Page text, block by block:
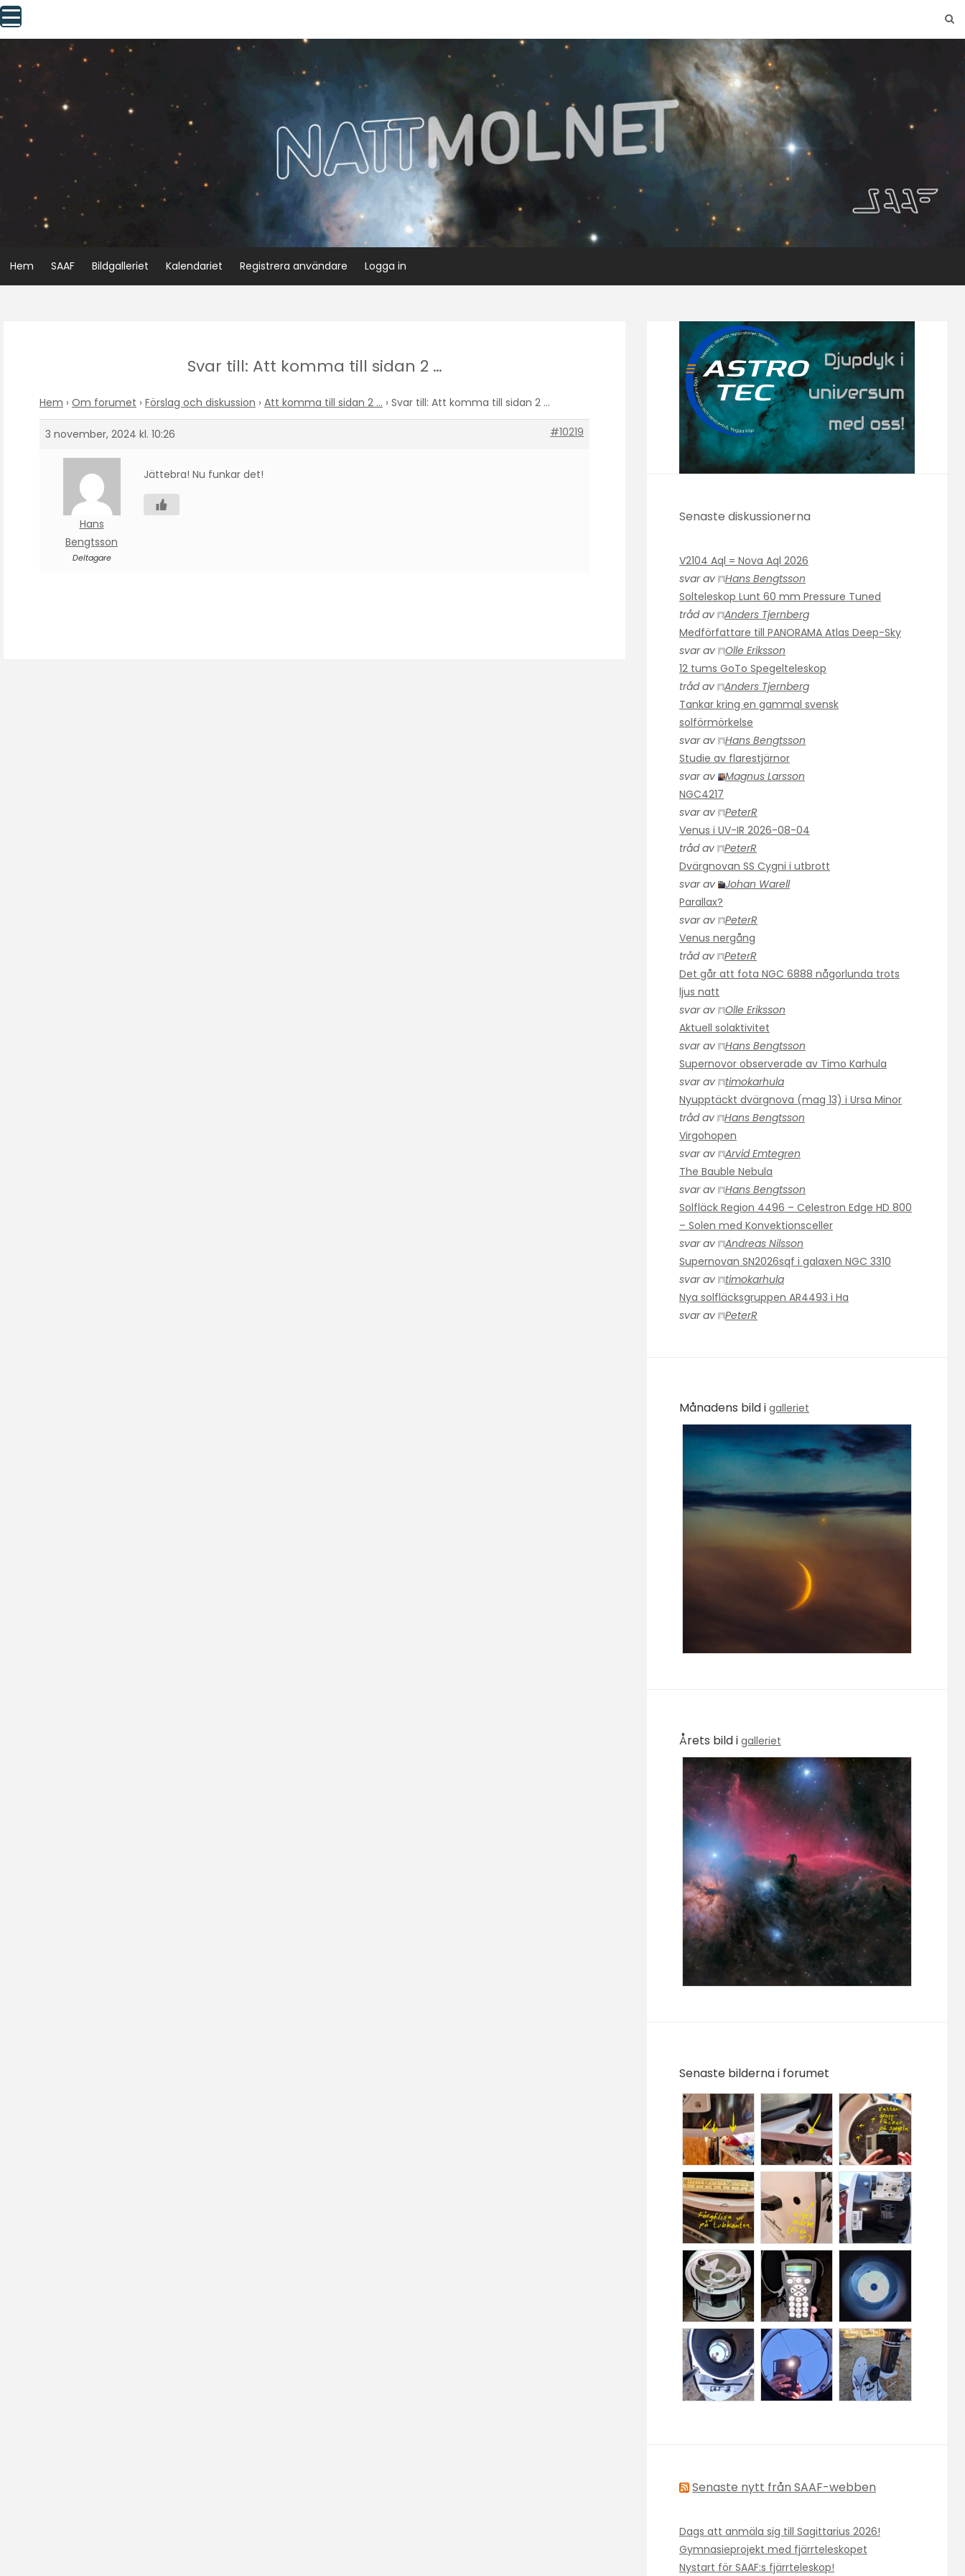
Skip
to
content
Hem SAAF Bildgalleriet Kalendariet Registrera användare Logga in
Svar till: Att komma till sidan 2 …
Hem › Om forumet › Förslag och diskussion › Att komma till sidan 2 … › Svar till: Att komma till sidan 2 …
3 november, 2024 kl. 10:26 #10219
Hans
Bengtsson
Deltagare
Jättebra! Nu funkar det!
Senaste diskussionerna
V2104 Aql = Nova Aql 2026
svar av
Hans Bengtsson
Solteleskop Lunt 60 mm Pressure Tuned
tråd av
Anders Tjernberg
Medförfattare till PANORAMA Atlas Deep-Sky
svar av
Olle Eriksson
12 tums GoTo Spegelteleskop
tråd av
Anders Tjernberg
Tankar kring en gammal svensk
solförmörkelse
svar av
Hans Bengtsson
Studie av flarestjärnor
svar av
Magnus Larsson
NGC4217
svar av
PeterR
Venus i UV-IR 2026-08-04
tråd av
PeterR
Dvärgnovan SS Cygni i utbrott
svar av
Johan Warell
Parallax?
svar av
PeterR
Venus nergång
tråd av
PeterR
Det går att fota NGC 6888 någorlunda trots
ljus natt
svar av
Olle Eriksson
Aktuell solaktivitet
svar av
Hans Bengtsson
Supernovor observerade av Timo Karhula
svar av
timokarhula
Nyupptäckt dvärgnova (mag 13) i Ursa Minor
tråd av
Hans Bengtsson
Virgohopen
svar av
Arvid Emtegren
The Bauble Nebula
svar av
Hans Bengtsson
Solfläck Region 4496 – Celestron Edge HD 800
– Solen med Konvektionsceller
svar av
Andreas Nilsson
Supernovan SN2026sqf i galaxen NGC 3310
svar av
timokarhula
Nya solfläcksgruppen AR4493 i Ha
svar av
PeterR
Månadens bild i galleriet
Årets bild i galleriet
Senaste bilderna i forumet
Senaste nytt från SAAF-webben
Dags att anmäla sig till Sagittarius 2026!
Gymnasieprojekt med fjärrteleskopet
Nystart för SAAF:s fjärrteleskop!